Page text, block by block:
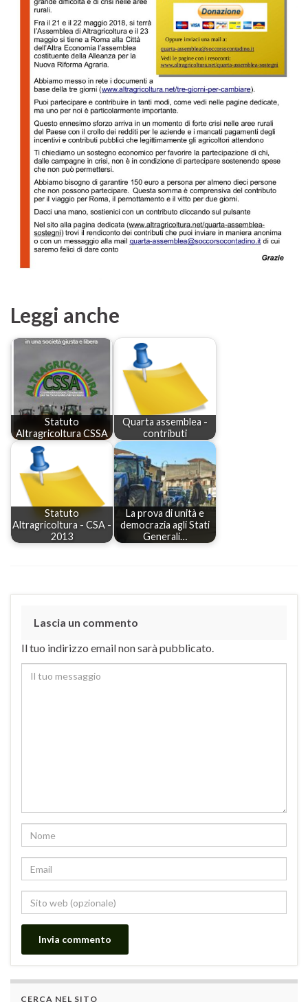
Leggi anche
Statuto
Altragricoltura CSSA
Quarta assemblea -
contributi
Statuto
Altragricoltura - CSA -
2013
La prova di unità e
democrazia agli Stati
Generali…
Lascia un commento
Il tuo indirizzo email non sarà pubblicato.
CERCA NEL SITO